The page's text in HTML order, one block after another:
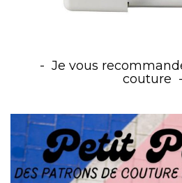
Je vous
couture